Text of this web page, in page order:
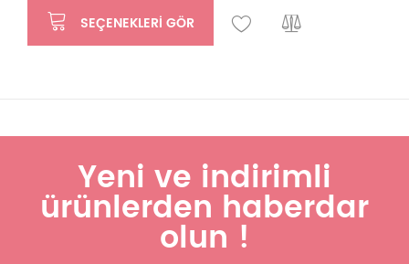
SEÇENEKLERI GÖR
Yeni ve indirimli
ürünlerden haberdar
olun !